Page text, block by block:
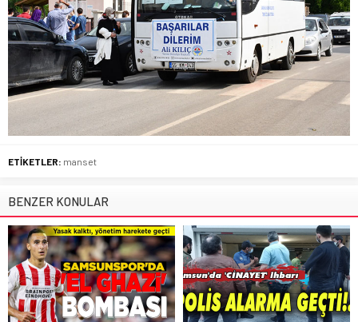
ETİKETLER: manset
BENZER KONULAR